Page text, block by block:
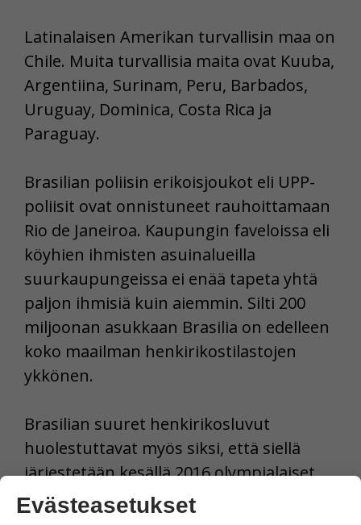
Latinalaisen Amerikan turvallisin maa on
Chile. Muita turvallisia maita ovat Kuuba,
Argentiina, Surinam, Peru, Barbados,
Uruguay, Dominica, Costa Rica ja
Paraguay.
Brasilian poliisin erikoisjoukot eli UPP-
poliisit ovat onnistuneet rauhoittamaan
Rio de Janeiroa. Kaupungin faveloissa eli
köyhien ihmisten asuinalueilla
suurkaupungeissa ei enää tapeta yhtä
paljon ihmisiä kuin aiemmin. Silti 200
miljoonan asukkaan Brasilia on edelleen
koko maailman henkirikostilastojen
ykkönen.
Brasilian suuret henkirikosluvut
huolestuttavat myös siksi, että siellä
järjestetään kesällä 2016 olympialaiset.
Brasiliassa onkin panostettu viime
vuosina hyvin voimakkaasti rikosten
Evästeasetukset